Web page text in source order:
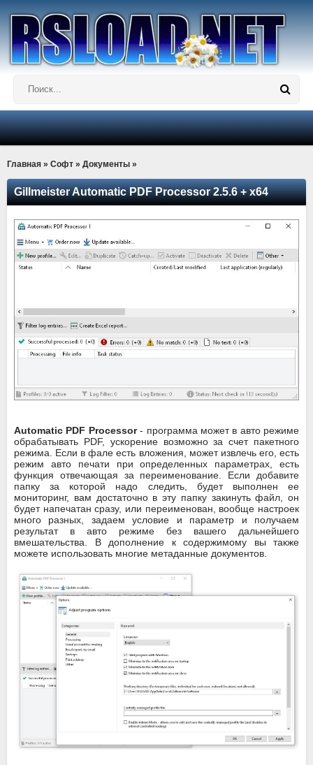
Главная » Софт » Документы »
Gillmeister Automatic PDF Processor 2.5.6 + x64
Automatic PDF Processor- программа может в авто режиме
обрабатывать PDF, ускорение возможно за счет пакетного
режима. Если в фале есть вложения, может извлечь его, есть
режим авто печати при определенных параметрах, есть
функция отвечающая за переименование. Если добавите
папку за которой надо следить, будет выполнен ее
мониторинг, вам достаточно в эту папку закинуть файл, он
будет напечатан сразу, или переименован, вообще настроек
много разных, задаем условие и параметр и получаем
результат в авто режиме без вашего дальнейшего
вмешательства. В дополнение к содержимому вы также
можете использовать многие метаданные документов.